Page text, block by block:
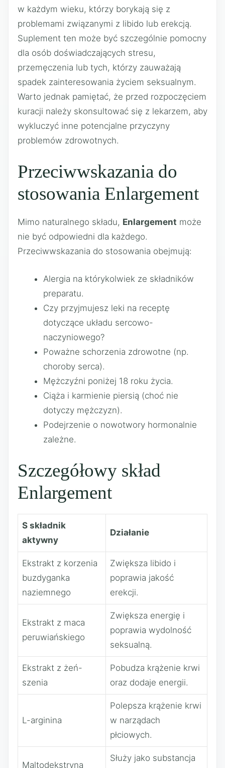
w każdym wieku, którzy borykają się z
problemami związanymi z libido lub erekcją.
Suplement ten może być szczególnie pomocny
dla osób doświadczających stresu,
przemęczenia lub tych, którzy zauważają
spadek zainteresowania życiem seksualnym.
Warto jednak pamiętać, że przed rozpoczęciem
kuracji należy skonsultować się z lekarzem, aby
wykluczyć inne potencjalne przyczyny
problemów zdrowotnych.
Przeciwwskazania do
stosowania Enlargement
Mimo naturalnego składu, Enlargement może
nie być odpowiedni dla każdego.
Przeciwwskazania do stosowania obejmują:
Alergia na którykolwiek ze składników
preparatu.
Czy przyjmujesz leki na receptę
dotyczące układu sercowo-
naczyniowego?
Poważne schorzenia zdrowotne (np.
choroby serca).
Mężczyźni poniżej 18 roku życia.
Ciąża i karmienie piersią (choć nie
dotyczy mężczyzn).
Podejrzenie o nowotwory hormonalnie
zależne.
Szczegółowy skład
Enlargement
S składnik
aktywny
Działanie
Ekstrakt z korzenia
buzdyganka
naziemnego
Zwiększa libido i
poprawia jakość
erekcji.
Ekstrakt z maca
peruwiańskiego
Zwiększa energię i
poprawia wydolność
seksualną.
Ekstrakt z żeń-
szenia
Pobudza krążenie krwi
oraz dodaje energii.
L-arginina
Polepsza krążenie krwi
w narządach
płciowych.
Maltodekstryna
Służy jako substancja